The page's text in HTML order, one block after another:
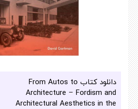
دانلود کتاب From Autos to
Architecture – Fordism and
Architectural Aesthetics in the